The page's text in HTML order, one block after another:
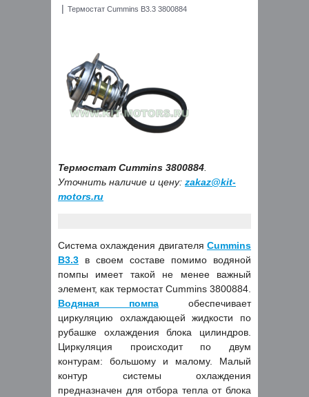
Термостат Cummins B3.3 3800884
Термостат Cummins 3800884
Уточнить наличие и цену: zakaz@kit-
motors.ru
Система охлаждения двигателя Cummins
B3.3 в своем составе помимо водяной
помпы имеет такой не менее важный
элемент, как термостат Cummins 3800884.
Водяная помпа обеспечивает
циркуляцию охлаждающей жидкости по
рубашке охлаждения блока цилиндров.
Циркуляция происходит по двум
контурам: большому и малому. Малый
контур системы охлаждения
предназначен для отбора тепла от блока